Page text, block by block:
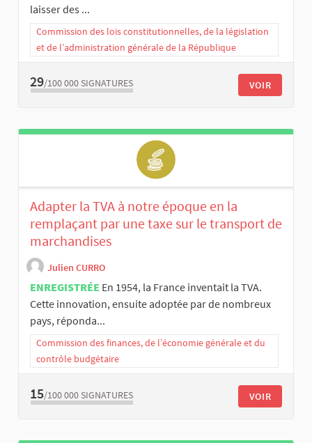
laisser des ...
Commission des lois constitutionnelles, de la législation
et de l’administration générale de la République
29/100 000 SIGNATURES VOIR
Adapter la TVA à notre époque en la
remplaçant par une taxe sur le transport de
marchandises
Julien CURRO
ENREGISTRÉE En 1954, la France inventait la TVA.
Cette innovation, ensuite adoptée par de nombreux
pays, réponda...
Commission des finances, de l’économie générale et du
contrôle budgétaire
15/100 000 SIGNATURES VOIR